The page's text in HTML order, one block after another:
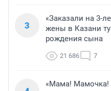
3
«Заказали на 3-
жены в Казани
рождения сына
21 686 7
«Мама! Мамочка!